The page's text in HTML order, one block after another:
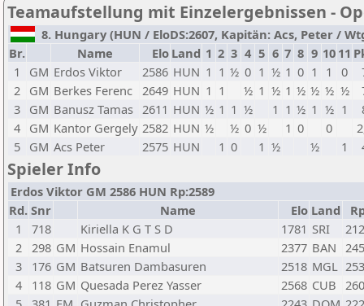
Teamaufstellung mit Einzelergebnissen -
8. Hungary (HUN / EloDS:2607, Kapitän: Acs, Peter /
Br.
Name Elo Land 1 2 3 4 5 6 7 8 9 10 11
1
GM Erdos Viktor 2586 HUN 1 1 ½ 0 1 ½ 1 0 1 1 0
2 GM Berkes Ferenc 2649 HUN 1 1 ½ 1 ½ 1 ½ ½ ½ ½
3 GM Banusz Tamas 2611 HUN ½ 1 1 ½ 1 1 ½ 1 ½ 1
4 GM Kantor Gergely 2582 HUN ½ ½ 0 ½ 1 0 0
5 GM Acs Peter 2575 HUN 1 0 1 ½ ½ 1
Spieler Info
Erdos Viktor GM 2586 HUN Rp:2589
Rd. Snr Name Elo Land
1
718 Kiriella K G T S D 1781 SRI
2 298 GM Hossain Enamul 2377 BAN
3
176 GM Batsuren Dambasuren 2518 MGL
4
118 GM Quesada Perez Yasser 2568 CUB